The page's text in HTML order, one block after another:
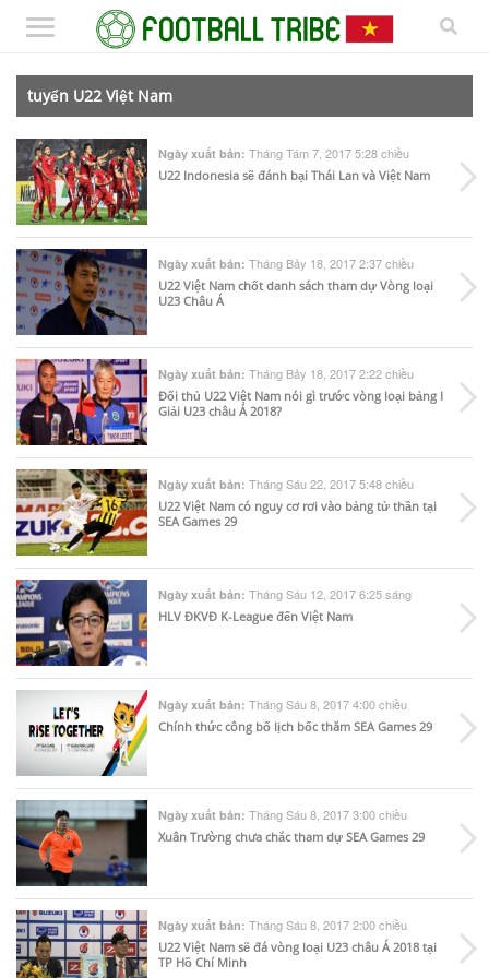
tuyển U22 Việt Nam
Ngày xuất bản: Tháng Tám 7, 2017 5:28 chiều
U22 Indonesia sẽ đánh bại Thái Lan và Việt Nam
Ngày xuất bản: Tháng Bảy 18, 2017 2:37 chiều
U22 Việt Nam chốt danh sách tham dự Vòng loại
U23 Châu Á
Ngày xuất bản: Tháng Bảy 18, 2017 2:22 chiều
Đối thủ U22 Việt Nam nói gì trước vòng loại bảng I
Giải U23 châu Á 2018?
Ngày xuất bản: Tháng Sáu 22, 2017 5:48 chiều
U22 Việt Nam có nguy cơ rơi vào bảng tử thần tại
SEA Games 29
Ngày xuất bản: Tháng Sáu 12, 2017 6:25 sáng
HLV ĐKVĐ K-League đến Việt Nam
Ngày xuất bản: Tháng Sáu 8, 2017 4:00 chiều
Chính thức công bố lịch bốc thăm SEA Games 29
Ngày xuất bản: Tháng Sáu 8, 2017 3:00 chiều
Xuân Trường chưa chắc tham dự SEA Games 29
Ngày xuất bản: Tháng Sáu 8, 2017 2:00 chiều
U22 Việt Nam sẽ đá vòng loại U23 châu Á 2018 tại
TP Hồ Chí Minh